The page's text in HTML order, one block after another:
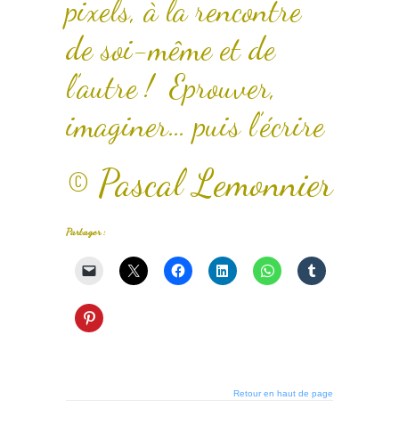
pixels, à la rencontre
de soi-même et de
l’autre ! Eprouver,
imaginer… puis l’écrire
© Pascal Lemonnier
Partager :
Retour en haut de page